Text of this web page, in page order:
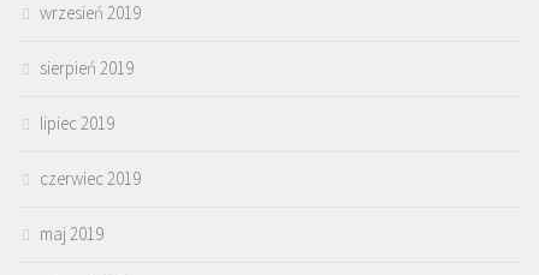
wrzesień 2019
sierpień 2019
lipiec 2019
czerwiec 2019
maj 2019